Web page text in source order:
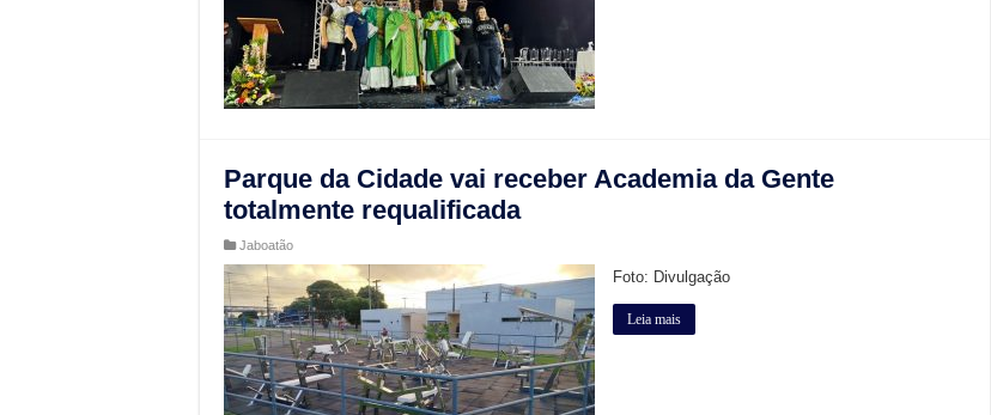
Parque da Cidade vai receber Academia da Gente
totalmente requalificada
Jaboatão
Foto: Divulgação
Leia mais